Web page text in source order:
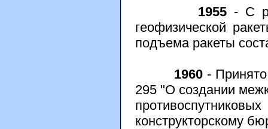
1955 - С
геофизической
подъема ракеты
1960-
295 "О создании
конструкторскому